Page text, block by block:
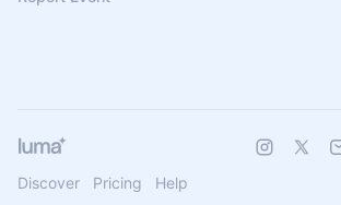
Discover Pricing Help